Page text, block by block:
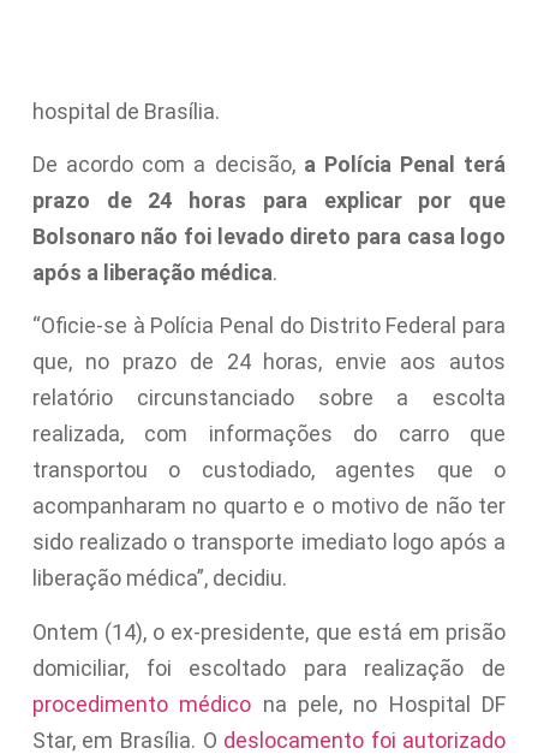
hospital de Brasília.
De acordo com a decisão, a Polícia Penal terá
prazo de 24 horas para explicar por que
Bolsonaro não foi levado direto para casa logo
após a liberação médica.
“Oficie-se à Polícia Penal do Distrito Federal para
que, no prazo de 24 horas, envie aos autos
relatório circunstanciado sobre a escolta
realizada, com informações do carro que
transportou o custodiado, agentes que o
acompanharam no quarto e o motivo de não ter
sido realizado o transporte imediato logo após a
liberação médica”, decidiu.
Ontem (14), o ex-presidente, que está em prisão
domiciliar, foi escoltado para realização de
procedimento médico na pele, no Hospital DF
Star, em Brasília. O deslocamento foi autorizado